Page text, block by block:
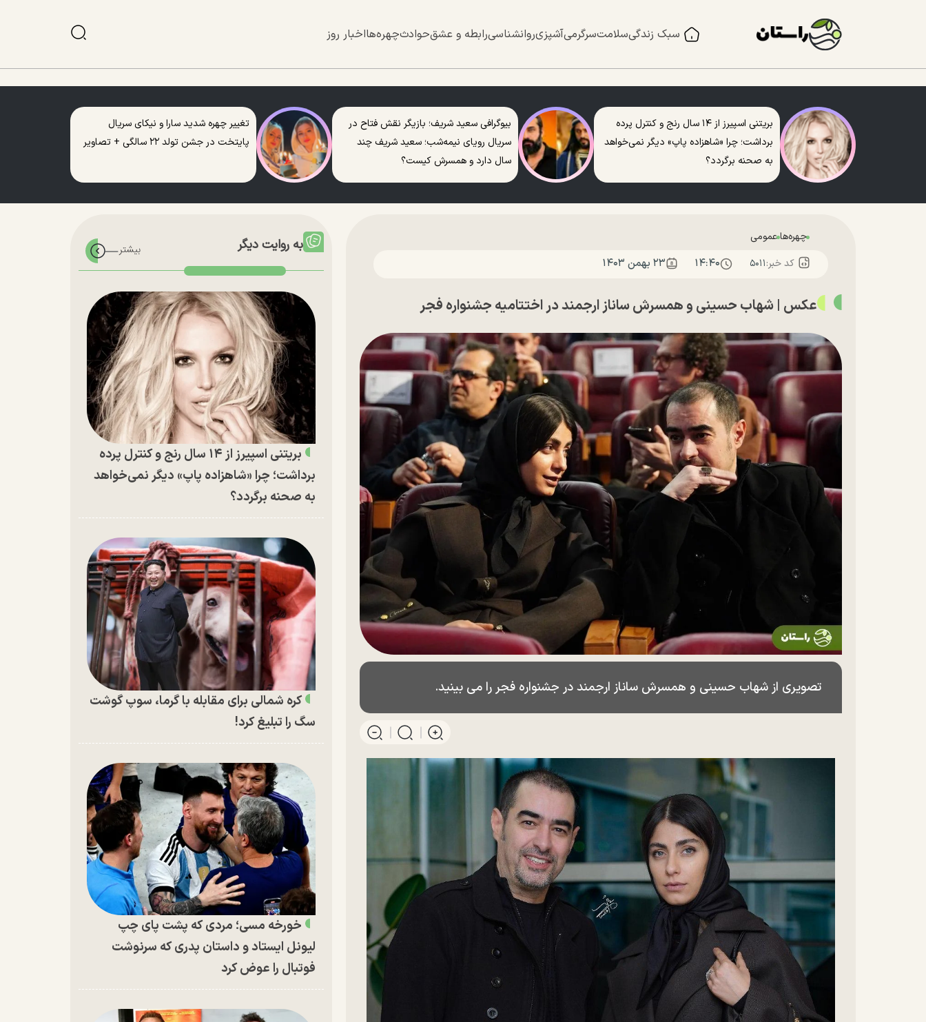
سبک زندگیسلامتسرگرمیآشپزیروانشناسیرابطه و عشقحوادثچهره‌هااخبار روز
بریتنی اسپیرز از ۱۴ سال رنج و کنترل پرده
برداشت؛ چرا «شاهزاده پاپ» دیگر نمی‌خواهد
به صحنه برگردد؟
بیوگرافی سعید شریف؛ بازیگر نقش فتاح در
سریال رویای نیمه‌شب؛ سعید شریف چند
سال دارد و همسرش کیست؟
تغییر چهره شدید سارا و نیکای سریال
پایتخت در جشن تولد ۲۲ سالگی + تصاویر
چهره‌هاعمومی
کد خبر:۵۰۱۱ ۱۴:۴۰ ۲۳ بهمن ۱۴۰۳
عکس | شهاب حسینی و همسرش ساناز ارجمند در اختتامیه جشنواره فجر
تصویری از شهاب حسینی و همسرش ساناز ارجمند در جشنواره فجر را می بینید.
به روایت دیگر
بریتنی اسپیرز از ۱۴ سال رنج و کنترل پرده
برداشت؛ چرا «شاهزاده پاپ» دیگر نمی‌خواهد
به صحنه برگردد؟
کره شمالی برای مقابله با گرما، سوپ گوشت
سگ را تبلیغ کرد!
خورخه مسی؛ مردی که پشت پای چپ
لیونل ایستاد و داستان پدری که سرنوشت
فوتبال را عوض کرد